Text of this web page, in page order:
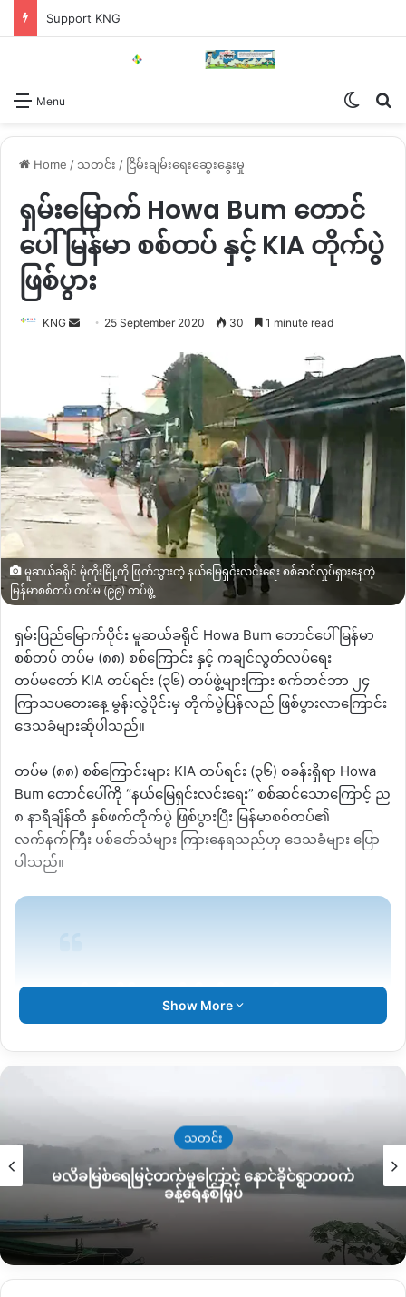
Support KNG
Menu
Home / သတင်း / ငြိမ်းချမ်းရေးဆွေးနွေးမှု
ရှမ်းမြောက် Howa Bum တောင်
ပေါ် မြန်မာ စစ်တပ် နှင့် KIA တိုက်ပွဲ
ဖြစ်ပွား
KNG
Send 25 September 2020 30 1 minute read
မူဆယ်ခရိုင် မုံကိုးမြို့ကို ဖြတ်သွားတဲ့ နယ်မြေရှင်းလင်းရေး စစ်ဆင်လှုပ်ရှားနေတဲ့
မြန်မာစစ်တပ် တပ်မ (၉၉) တပ်ဖွဲ့
ရှမ်းပြည်မြောက်ပိုင်း မူဆယ်ခရိုင် Howa Bum တောင်ပေါ် မြန်မာ
စစ်တပ် တပ်မ (၈၈) စစ်ကြောင်း နှင့် ကချင်လွတ်လပ်ရေး
တပ်မတော် KIA တပ်ရင်း (၃၆) တပ်ဖွဲ့များကြား စက်တင်ဘာ ၂၄
ကြာသပတေးနေ့ မွန်းလွဲပိုင်းမှ တိုက်ပွဲပြန်လည် ဖြစ်ပွားလာကြောင်း
ဒေသခံများဆိုပါသည်။
တပ်မ (၈၈) စစ်ကြောင်းများ KIA တပ်ရင်း (၃၆) စခန်းရှိရာ Howa
Bum တောင်ပေါ်ကို “နယ်မြေရှင်းလင်းရေး” စစ်ဆင်သောကြောင့် ည
၈ နာရီချိန်ထိ နှစ်ဖက်တိုက်ပွဲ ဖြစ်ပွားပြီး မြန်မာစစ်တပ်၏
လက်နက်ကြီး ပစ်ခတ်သံများ ကြားနေရသည်ဟု ဒေသခံများ ပြော
ပါသည်။
“မွန်းလွဲပိုင်း ၄နာရီ မိနစ် ၂၀ ခန့် ကနေ
KIA တပ်ရင်း (၃၆) စခန်း Howa Bum
တောင်မှာ အခုထပ်မံ တိုက်ပွဲ ဖြစ်ပွားနေ
ထိ လက်နက်ကြီးတွေ ပစ်ခတ်နေပါ
တယ်”ဟု အမည်မဖော်လိုသူ ဒေသခံတစ်
ဦး ကချင်သတင်းဌာန KNG ကို
ကြာသပတေးနေ့ည ၈နာရီခန့်မှာ ပြော
ပါသည်။
Show More
သတင်း
မလိခမြစ်ရေမြင့်တက်မှုကြောင့် နောင်ခိုင်ရွာတဝက်
ခန့်ရေနစ်မြှပ်